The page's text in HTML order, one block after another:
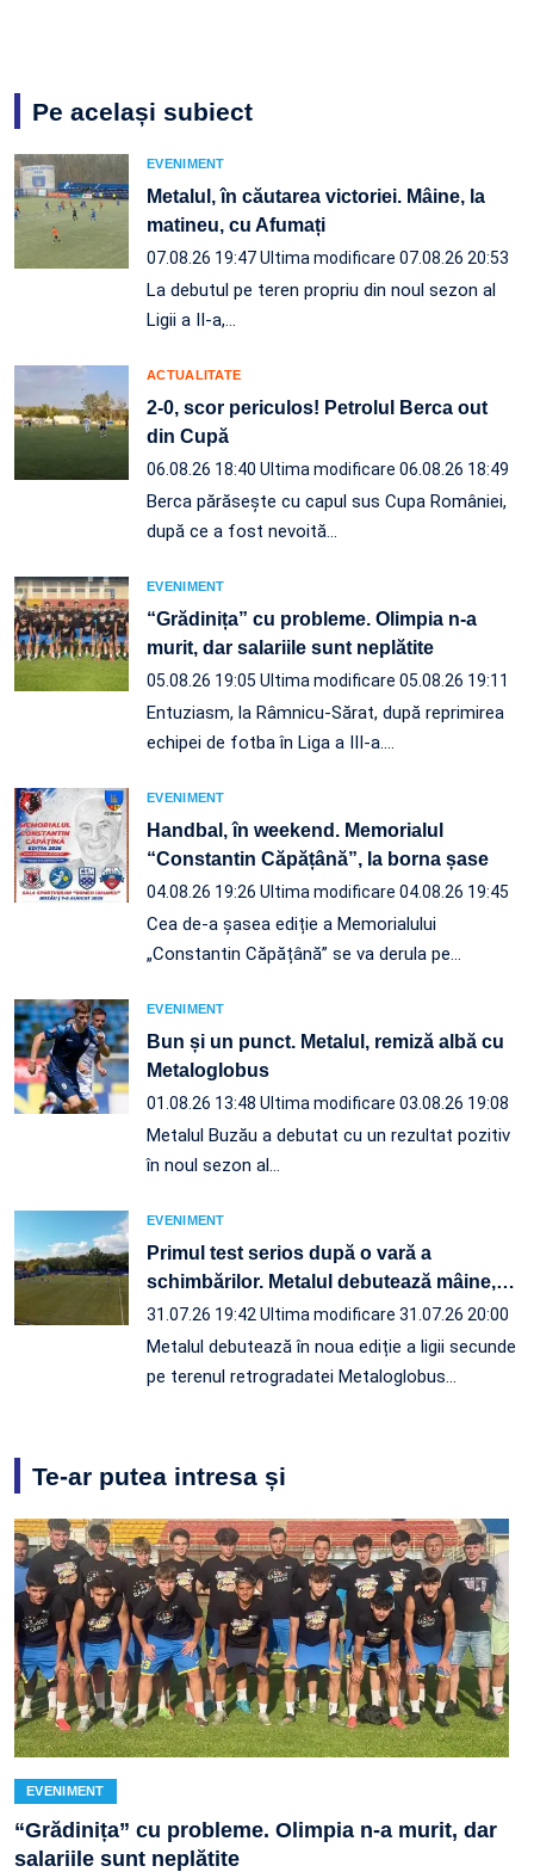
Pe același subiect
EVENIMENT
Metalul, în căutarea victoriei. Mâine, la
matineu, cu Afumați
07.08.26 19:47Ultima modificare 07.08.26 20:53
La debutul pe teren propriu din noul sezon al
Ligii a II-a,…
ACTUALITATE
2-0, scor periculos! Petrolul Berca out
din Cupă
06.08.26 18:40 Ultima modificare 06.08.26 18:49
Berca părăsește cu capul sus Cupa României,
după ce a fost nevoită…
EVENIMENT
“Grădinița” cu probleme. Olimpia n-a
murit, dar salariile sunt neplătite
05.08.26 19:05 Ultima modificare 05.08.26 19:11
Entuziasm, la Râmnicu-Sărat, după reprimirea
echipei de fotba în Liga a III-a.…
EVENIMENT
Handbal, în weekend. Memorialul
“Constantin Căpățână”, la borna șase
04.08.26 19:26 Ultima modificare 04.08.26 19:45
Cea de-a șasea ediție a Memorialului
„Constantin Căpățână” se va derula pe…
EVENIMENT
Bun și un punct. Metalul, remiză albă cu
Metaloglobus
01.08.26 13:48 Ultima modificare 03.08.26 19:08
Metalul Buzău a debutat cu un rezultat pozitiv
în noul sezon al…
EVENIMENT
Primul test serios după o vară a
schimbărilor. Metalul debutează mâine,…
31.07.26 19:42 Ultima modificare 31.07.26 20:00
Metalul debutează în noua ediție a ligii secunde
pe terenul retrogradatei Metaloglobus…
Te-ar putea intresa și
EVENIMENT
“Grădinița” cu probleme. Olimpia n-a murit, dar
salariile sunt neplătite